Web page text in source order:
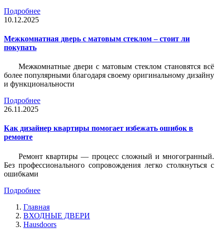
Подробнее
10.12.2025
Межкомнатная дверь с матовым стеклом – стоит ли
покупать
Межкомнатные двери с матовым стеклом становятся всё
более популярными благодаря своему оригинальному дизайну
и функциональности
Подробнее
26.11.2025
Как дизайнер квартиры помогает избежать ошибок в
ремонте
Ремонт квартиры — процесс сложный и многогранный.
Без профессионального сопровождения легко столкнуться с
ошибками
Подробнее
Главная
ВХОДНЫЕ ДВЕРИ
Hausdoors